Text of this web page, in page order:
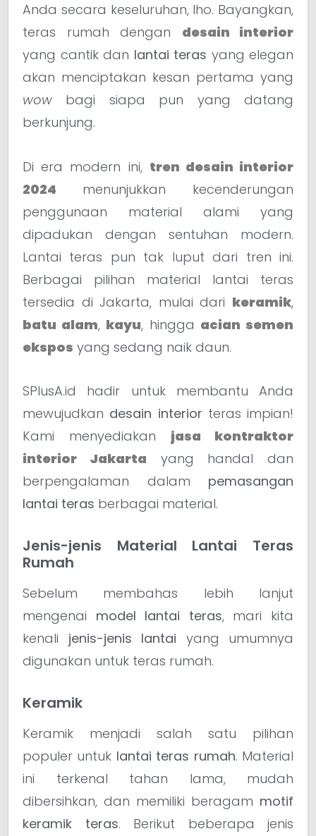
Anda secara keseluruhan, lho. Bayangkan,
teras rumah dengan desain interior
yang cantik dan lantai teras yang elegan
akan menciptakan kesan pertama yang
wow bagi siapa pun yang datang
berkunjung.
Di era modern ini, tren desain interior
2024
menunjukkan kecenderungan
penggunaan material alami yang
dipadukan dengan sentuhan modern.
Lantai teras pun tak luput dari tren ini.
Berbagai pilihan material lantai teras
tersedia di Jakarta, mulai dari keramik,
batu alam, kayu, hingga acian semen
ekspos yang sedang naik daun.
SPlusA.id hadir untuk membantu Anda
mewujudkan desain interior teras impian!
Kami menyediakan jasa kontraktor
interior Jakarta yang handal dan
berpengalaman dalam pemasangan
lantai teras berbagai material.
Jenis-jenis Material Lantai Teras
Rumah
Sebelum membahas lebih lanjut
mengenai model lantai teras, mari kita
kenali jenis-jenis lantai yang umumnya
digunakan untuk teras rumah.
Keramik
Keramik menjadi salah satu pilihan
populer untuk lantai teras rumah. Material
ini terkenal tahan lama, mudah
dibersihkan, dan memiliki beragam motif
keramik teras. Berikut beberapa jenis